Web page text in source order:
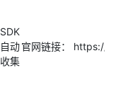
SDK
自动
收集
官网链接： https://